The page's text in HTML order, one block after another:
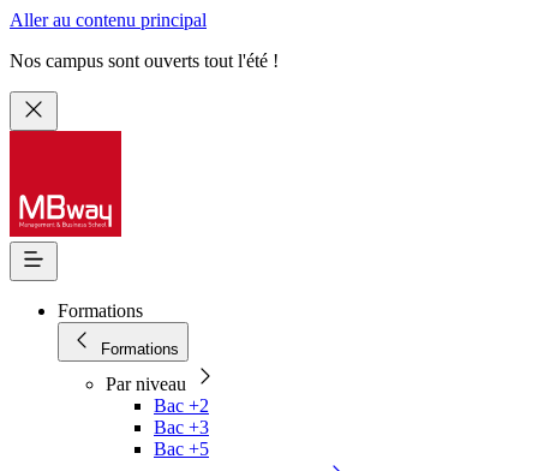
Aller au contenu principal
Nos campus sont ouverts tout l'été !
Formations
Formations
Par niveau
Bac +2
Bac +3
Bac +5